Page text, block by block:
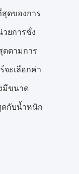
ดของการ
ยการชั่ง
ดตามการ
ะเลือกค่า
มีขนาด
ดกับน้ำหนัก